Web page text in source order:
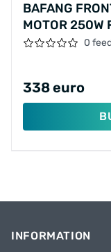
BAFANG
MOTOR 250W
43V VICTORIA
0
338 euro
INFORMATION